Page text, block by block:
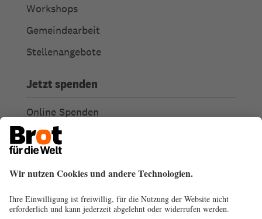
Workshops
Gemeindearbeit
Stellenangebote
Jetzt spenden
Online Spenden
Weitere Spendenmöglichkeiten
Ich habe Fragen zu meiner Spende
Spendengütesiegel
Transparenz